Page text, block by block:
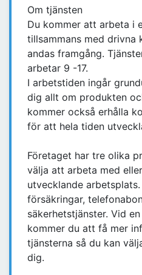
Om tjänsten
Du kommer att arbeta i
tillsammans med drivna
andas framgång.
arbetar 9 -17.
I arbetstiden ingår
dig allt om produkten
kommer också erhålla
för att hela tiden
Företaget har tre olika
välja att arbeta med
utvecklande
försäkringar,
säkerhetstjänster. Vid
kommer du att få mer
tjänsterna så du kan
dig.